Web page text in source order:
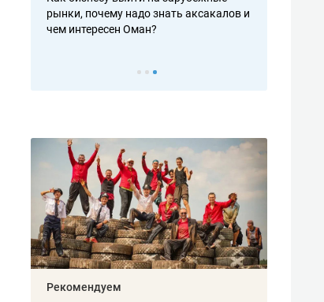
рынки, почему надо знать аксакалов и
чем интересен Оман?
Рекомендуем